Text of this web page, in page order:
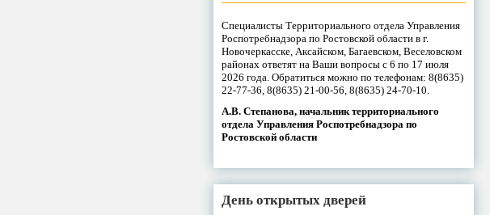
Специалисты Территориального отдела Управления
Роспотребнадзора по Ростовской области в г.
Новочеркасске, Аксайском, Багаевском, Веселовском
районах ответят на Ваши вопросы с 6 по 17 июля
2026 года. Обратиться можно по телефонам: 8(8635)
22-77-36, 8(8635) 21-00-56, 8(8635) 24-70-10.
А.В. Степанова, начальник территориального
отдела Управления Роспотребнадзора по
Ростовской области
День открытых дверей